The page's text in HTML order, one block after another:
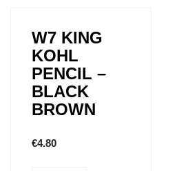
W7 KING
KOHL
PENCIL –
BLACK
BROWN
€4.80